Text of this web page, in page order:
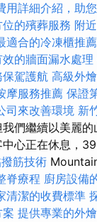
用詳細介紹，助
的殯葬服務 附
適合的冷凍櫃推
的牆面漏水處理
駕護航 高級外
摩服務推薦 保證
司來改善環境 新
們繼續以美麗的
心正在休息，
筋技術
脊療程 廚房設備
清潔的收費標準
提供專業的外